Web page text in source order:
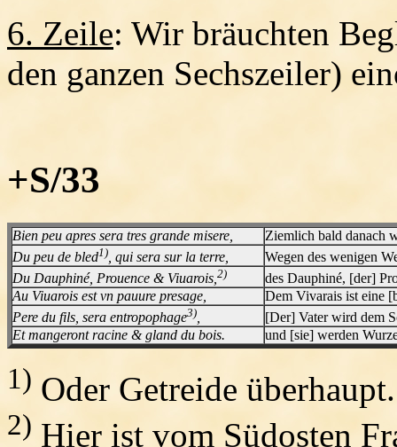
6. Zeile: Wir bräuchten
den ganzen Sechszeiler)
+S/33
Bien peu apres sera tres grande misere,
Ziemlich bald danach
Du peu de bled1) , qui sera sur la terre,
Wegen des wenigen
Du Dauphiné, Prouence & Viuarois, 2)
des Dauphiné, [der]
Au Viuarois est vn pauure presage,
Dem Vivarais ist eine
Pere du fils, sera entropophage3)
[Der] Vater wird dem
Et mangeront racine & gland du bois.
und [sie] werden
1) Oder Getreide überhaupt.
2) Hier ist vom Südosten